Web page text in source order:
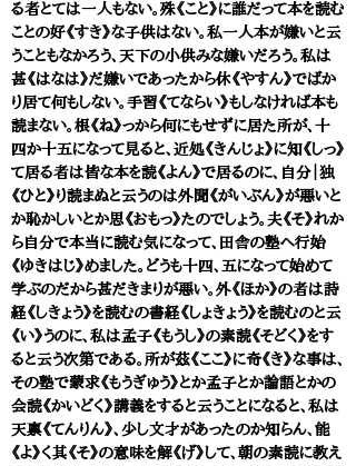
る者とては一人もない。殊《こと》に誰だって本を読む
ことの好《すき》な子供はない。私一人本が嫌いと云
うこともなかろう、天下の小供みな嫌いだろう。私は
甚《はなは》だ嫌いであったから休《やすん》でばか
り居て何もしない。手習《てならい》もしなければ本も
読まない。根《ね》っから何にもせずに居た所が、十
四か十五になって見ると、近処《きんじょ》に知《しっ》
て居る者は皆な本を読《よん》で居るのに、自分｜独
《ひと》り読まぬと云うのは外聞《がいぶん》が悪いと
か恥かしいとか思《おもっ》たのでしょう。夫《そ》れか
ら自分で本当に読む気になって、田舎の塾へ行始
《ゆきはじ》めました。どうも十四、五になって始めて
学ぶのだから甚だきまりが悪い。外《ほか》の者は詩
経《しきょう》を読むの書経《しょきょう》を読むのと云
《い》うのに、私は孟子《もうし》の素読《そどく》をす
ると云う次第である。所が茲《ここ》に奇《き》な事は、
その塾で蒙求《もうぎゅう》とか孟子とか論語とかの
会読《かいどく》講義をすると云うことになると、私は
天禀《てんりん》、少し文才があったのか知らん、能
《よ》く其《そ》の意味を解《げ》して、朝の素読に教え